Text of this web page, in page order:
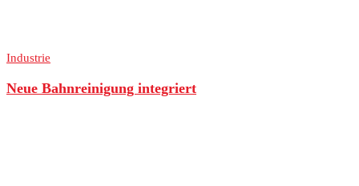
Industrie
Neue Bahnreinigung integriert